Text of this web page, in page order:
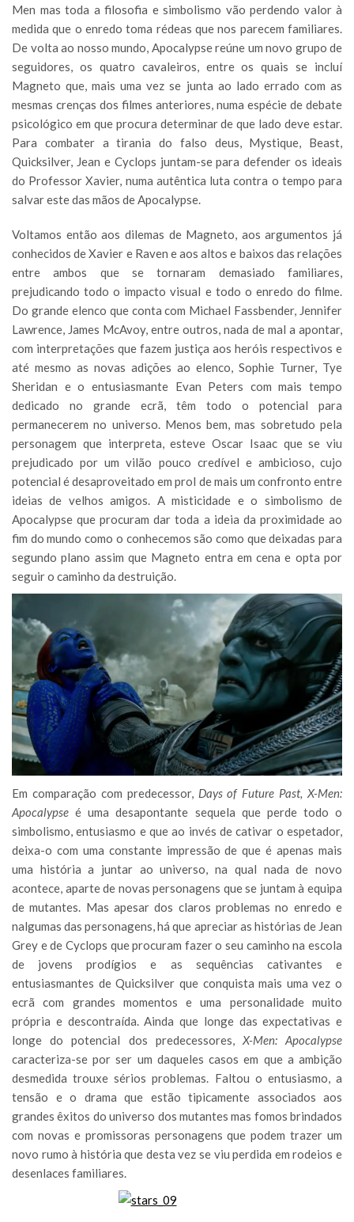
Men mas toda a filosofia e simbolismo vão perdendo valor à
medida que o enredo toma rédeas que nos parecem familiares.
De volta ao nosso mundo, Apocalypse reúne um novo grupo de
seguidores, os quatro cavaleiros, entre os quais se incluí
Magneto que, mais uma vez se junta ao lado errado com as
mesmas crenças dos filmes anteriores, numa espécie de debate
psicológico em que procura determinar de que lado deve estar.
Para combater a tirania do falso deus, Mystique, Beast,
Quicksilver, Jean e Cyclops juntam-se para defender os ideais
do Professor Xavier, numa autêntica luta contra o tempo para
salvar este das mãos de Apocalypse.
Voltamos então aos dilemas de Magneto, aos argumentos já
conhecidos de Xavier e Raven e aos altos e baixos das relações
entre ambos que se tornaram demasiado familiares,
prejudicando todo o impacto visual e todo o enredo do filme.
Do grande elenco que conta com Michael Fassbender, Jennifer
Lawrence, James McAvoy, entre outros, nada de mal a apontar,
com interpretações que fazem justiça aos heróis respectivos e
até mesmo as novas adições ao elenco, Sophie Turner, Tye
Sheridan e o entusiasmante Evan Peters com mais tempo
dedicado no grande ecrã, têm todo o potencial para
permanecerem no universo. Menos bem, mas sobretudo pela
personagem que interpreta, esteve Oscar Isaac que se viu
prejudicado por um vilão pouco credível e ambicioso, cujo
potencial é desaproveitado em prol de mais um confronto entre
ideias de velhos amigos. A misticidade e o simbolismo de
Apocalypse que procuram dar toda a ideia da proximidade ao
fim do mundo como o conhecemos são como que deixadas para
segundo plano assim que Magneto entra em cena e opta por
seguir o caminho da destruição.
Em comparação com predecessor, Days of Future Past, X-Men:
Apocalypseé uma desapontante sequela que perde todo o
simbolismo, entusiasmo e que ao invés de cativar o espetador,
deixa-o com uma constante impressão de que é apenas mais
uma história a juntar ao universo, na qual nada de novo
acontece, aparte de novas personagens que se juntam à equipa
de mutantes. Mas apesar dos claros problemas no enredo e
nalgumas das personagens, há que apreciar as histórias de Jean
Grey e de Cyclops que procuram fazer o seu caminho na escola
de jovens prodígios e as sequências cativantes e
entusiasmantes de Quicksilver que conquista mais uma vez o
ecrã com grandes momentos e uma personalidade muito
própria e descontraída. Ainda que longe das expectativas e
longe do potencial dos predecessores, X-Men: Apocalypse
caracteriza-se por ser um daqueles casos em que a ambição
desmedida trouxe sérios problemas. Faltou o entusiasmo, a
tensão e o drama que estão tipicamente associados aos
grandes êxitos do universo dos mutantes mas fomos brindados
com novas e promissoras personagens que podem trazer um
novo rumo à história que desta vez se viu perdida em rodeios e
desenlaces familiares.